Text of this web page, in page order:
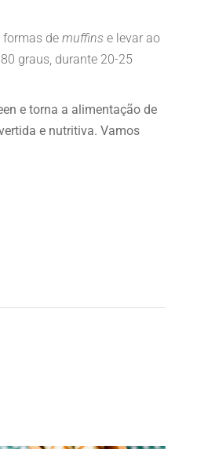
formas demuffins e levar ao
graus, durante 20-25
e torna a alimentação de
e nutritiva. Vamos